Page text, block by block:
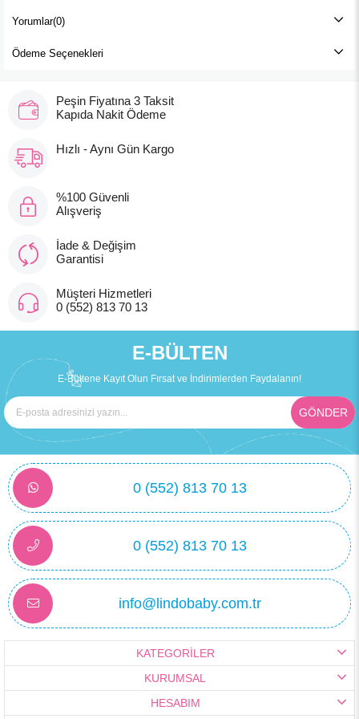
Mini Damla Uyku Tulumu Albimini Benekli Siyah
₺599,90
Mini Damla Uyku Tulumu Albimini Çavuş Desenli Turuncu
₺599,90
Yorumlar(0)
Ödeme Seçenekleri
Peşin Fiyatına 3 Taksit
Kapıda Nakit Ödeme
Hızlı - Aynı Gün Kargo
%100 Güvenli
Alışveriş
İade & Değişim
Garantisi
Müşteri Hizmetleri
0 (552) 813 70 13
E-BÜLTEN
E-Bültene Kayıt Olun Fırsat ve İndirimlerden Faydalanın!
GÖNDER
0 (552) 813 70 13
0 (552) 813 70 13
info@lindobaby.com.tr
KATEGORİLER
KURUMSAL
HESABIM